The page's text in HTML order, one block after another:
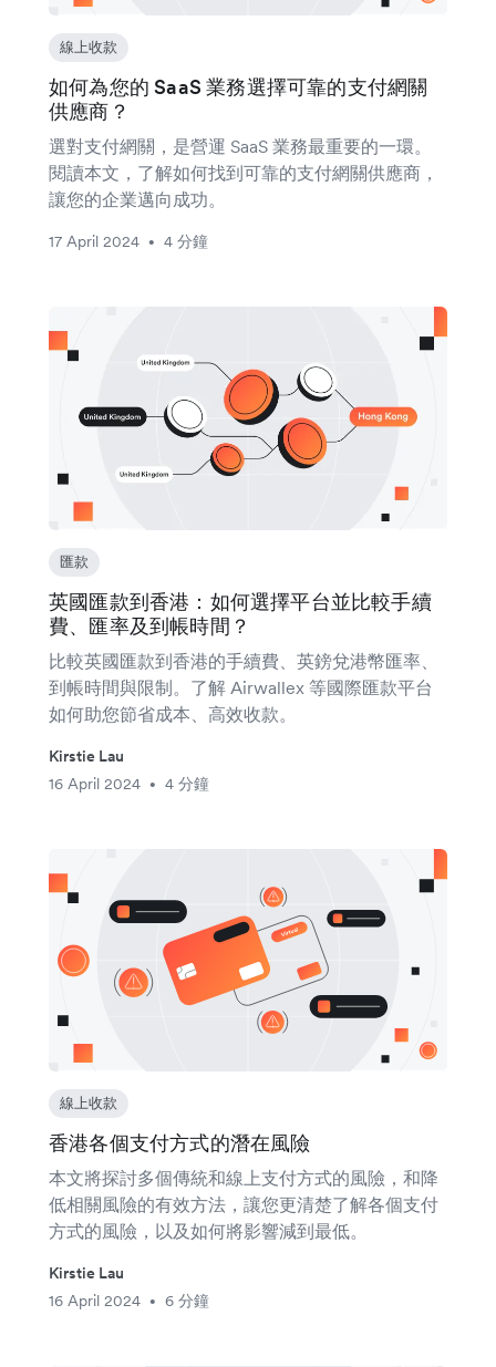
線上收款
如何為您的 SaaS 業務選擇可靠的支付網關
供應商？
選對支付網關，是營運 SaaS 業務最重要的一環。
閱讀本文，了解如何找到可靠的支付網關供應商，
讓您的企業邁向成功。
17 April 2024 • 4 分鐘
匯款
英國匯款到香港：如何選擇平台並比較手續
費、匯率及到帳時間？
比較英國匯款到香港的手續費、英鎊兌港幣匯率、
到帳時間與限制。了解 Airwallex 等國際匯款平台
如何助您節省成本、高效收款。
Kirstie Lau
16 April 2024
• 4 分鐘
線上收款
香港各個支付方式的潛在風險
本文將探討多個傳統和線上支付方式的風險，和降
低相關風險的有效方法，讓您更清楚了解各個支付
方式的風險，以及如何將影響減到最低。
Kirstie Lau
16 April 2024
• 6 分鐘